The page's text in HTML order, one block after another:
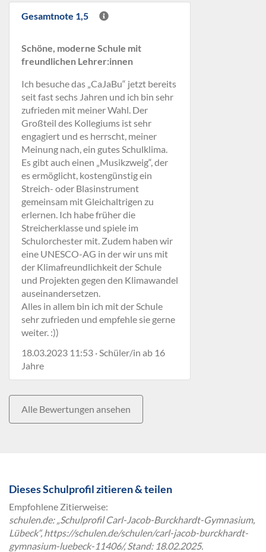
Gesamtnote 1,5
Schöne, moderne Schule mit
freundlichen Lehrer:innen
Ich besuche das „CaJaBu“ jetzt bereits
seit fast sechs Jahren und ich bin sehr
zufrieden mit meiner Wahl. Der
Großteil des Kollegiums ist sehr
engagiert und es herrscht, meiner
Meinung nach, ein gutes Schulklima.
Es gibt auch einen „Musikzweig“, der
es ermöglicht, kostengünstig ein
Streich- oder Blasinstrument
gemeinsam mit Gleichaltrigen zu
erlernen. Ich habe früher die
Streicherklasse und spiele im
Schulorchester mit. Zudem haben wir
eine UNESCO-AG in der wir uns mit
der Klimafreundlichkeit der Schule
und Projekten gegen den Klimawandel
auseinandersetzen.
Alles in allem bin ich mit der Schule
sehr zufrieden und empfehle sie gerne
weiter. :))
18.03.2023 11:53 · Schüler/in ab 16
Jahre
Alle Bewertungen ansehen
Dieses Schulprofil zitieren & teilen
Empfohlene Zitierweise:
schulen.de: „Schulprofil Carl-Jacob-Burckhardt-Gymnasium,
Lübeck“, https://schulen.de/schulen/carl-jacob-burckhardt-
gymnasium-luebeck-11406/, Stand: 18.02.2025.